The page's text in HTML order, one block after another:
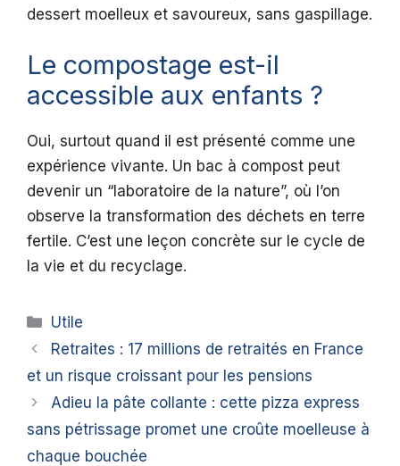
dessert moelleux et savoureux, sans gaspillage.
Le compostage est-il
accessible aux enfants ?
Oui, surtout quand il est présenté comme une
expérience vivante. Un bac à compost peut
devenir un “laboratoire de la nature”, où l’on
observe la transformation des déchets en terre
fertile. C’est une leçon concrète sur le cycle de
la vie et du recyclage.
Catégories
Utile
Retraites : 17 millions de retraités en France
et un risque croissant pour les pensions
Adieu la pâte collante : cette pizza express
sans pétrissage promet une croûte moelleuse à
chaque bouchée